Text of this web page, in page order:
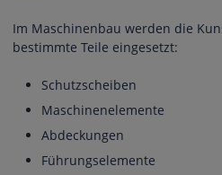
Im Maschinenbau werden die
bestimmte Teile eingesetzt:
Schutzscheiben
Maschinenelemente
Abdeckungen
Führungselemente